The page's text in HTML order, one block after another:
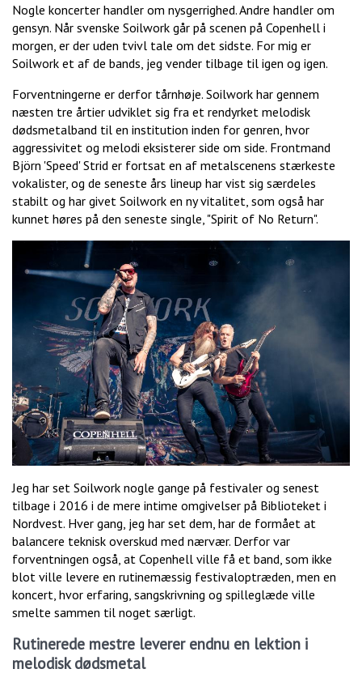
Nogle koncerter handler om nysgerrighed. Andre handler om
gensyn. Når svenske Soilwork går på scenen på Copenhell i
morgen, er der uden tvivl tale om det sidste. For mig er
Soilwork et af de bands, jeg vender tilbage til igen og igen.
Forventningerne er derfor tårnhøje. Soilwork har gennem
næsten tre årtier udviklet sig fra et rendyrket melodisk
dødsmetalband til en institution inden for genren, hvor
aggressivitet og melodi eksisterer side om side. Frontmand
Björn 'Speed' Strid er fortsat en af metalscenens stærkeste
vokalister, og de seneste års lineup har vist sig særdeles
stabilt og har givet Soilwork en ny vitalitet, som også har
kunnet høres på den seneste single, "Spirit of No Return".
Jeg har set Soilwork nogle gange på festivaler og senest
tilbage i 2016 i de mere intime omgivelser på Biblioteket i
Nordvest. Hver gang, jeg har set dem, har de formået at
balancere teknisk overskud med nærvær. Derfor var
forventningen også, at Copenhell ville få et band, som ikke
blot ville levere en rutinemæssig festivaloptræden, men en
koncert, hvor erfaring, sangskrivning og spilleglæde ville
smelte sammen til noget særligt.
Rutinerede mestre leverer endnu en lektion i
melodisk dødsmetal